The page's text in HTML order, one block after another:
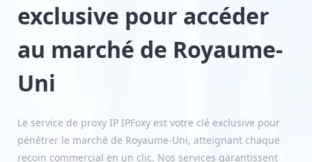
exclusive pour accéder
au marché de Royaume-
Uni
Le service de proxy IP IPFoxy est votre clé exclusive pour
pénétrer le marché de Royaume-Uni, atteignant chaque
recoin commercial en un clic. Nos services garantissent